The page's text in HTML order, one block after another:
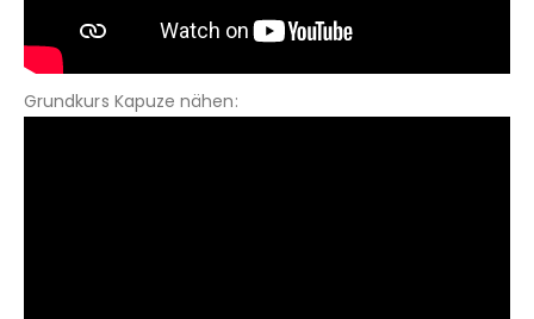
Grundkurs Kapuze nähen: